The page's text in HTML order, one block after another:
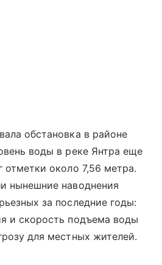
обстановка в районе
воды в реке Янтра еще
отметки около 7,56 метра.
нынешние наводнения
за последние годы:
и скорость подъема воды
для местных жителей.